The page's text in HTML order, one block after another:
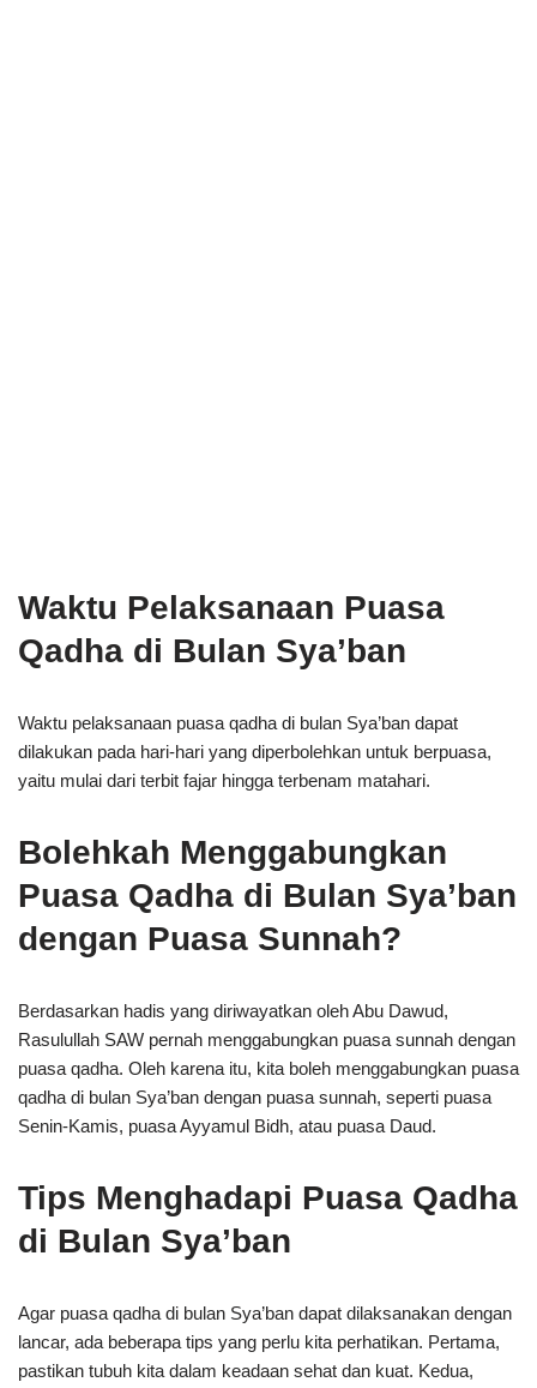
Waktu Pelaksanaan Puasa
Qadha di Bulan Sya’ban
Waktu pelaksanaan puasa qadha di bulan Sya’ban dapat
dilakukan pada hari-hari yang diperbolehkan untuk berpuasa,
yaitu mulai dari terbit fajar hingga terbenam matahari.
Bolehkah Menggabungkan
Puasa Qadha di Bulan Sya’ban
dengan Puasa Sunnah?
Berdasarkan hadis yang diriwayatkan oleh Abu Dawud,
Rasulullah SAW pernah menggabungkan puasa sunnah dengan
puasa qadha. Oleh karena itu, kita boleh menggabungkan puasa
qadha di bulan Sya’ban dengan puasa sunnah, seperti puasa
Senin-Kamis, puasa Ayyamul Bidh, atau puasa Daud.
Tips Menghadapi Puasa Qadha
di Bulan Sya’ban
Agar puasa qadha di bulan Sya’ban dapat dilaksanakan dengan
lancar, ada beberapa tips yang perlu kita perhatikan. Pertama,
pastikan tubuh kita dalam keadaan sehat dan kuat. Kedua,